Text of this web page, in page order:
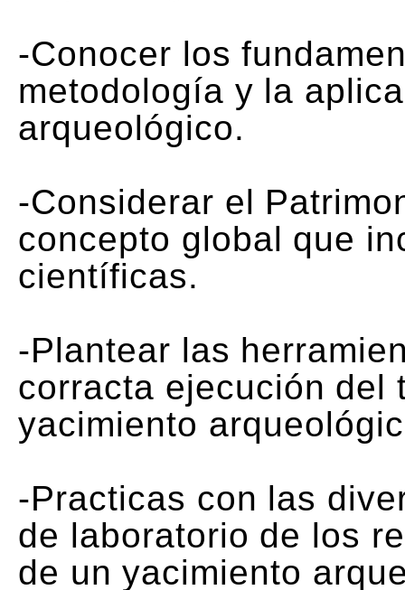
-Conocer los
metodología y la
arqueológico.
-Considerar el
concepto global que
científicas.
-Plantear las
corracta ejecución del
yacimiento
-Practicas con las
de laboratorio de los
de un yacimiento